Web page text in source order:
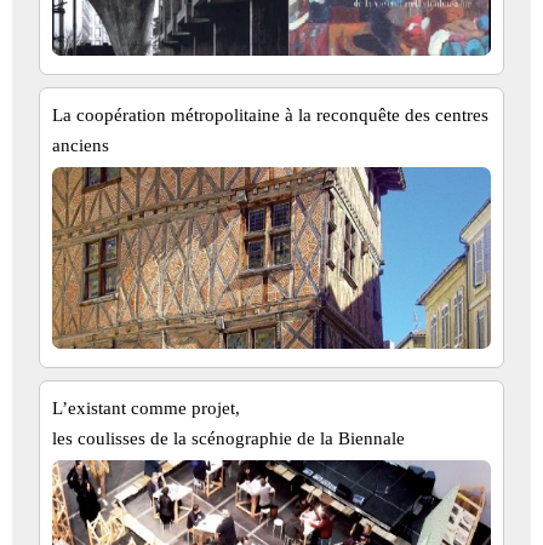
La coopération métropolitaine à la reconquête des centres
anciens
L’existant comme projet,
les coulisses de la scénographie de la Biennale